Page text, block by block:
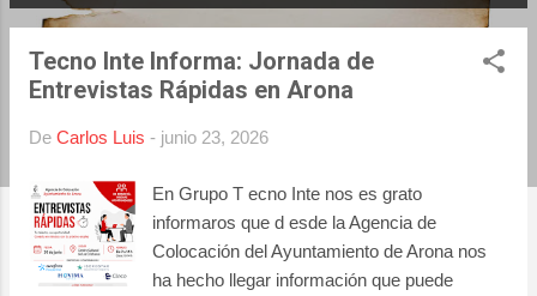
n
Tecno Inte Informa: Jornada de
Entrevistas Rápidas en Arona
De Carlos Luis - junio 23, 2026
En Grupo T ecno Inte nos es grato
informaros que d esde la Agencia de
Colocación del Ayuntamiento de Arona nos
ha hecho llegar información que puede